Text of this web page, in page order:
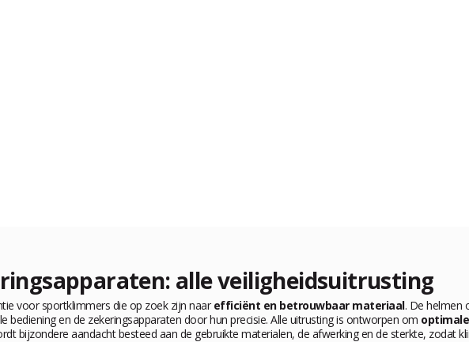
alle veiligheidsuitrusting
voor sportklimmers die op zoek zijn naar efficiënt en betrouwbaar materiaal. De helmen
en de zekeringsapparaten door hun precisie. Alle uitrusting is ontworpen om
bijzondere aandacht besteed aan de gebruikte materialen, de afwerking en de sterkte, zodat